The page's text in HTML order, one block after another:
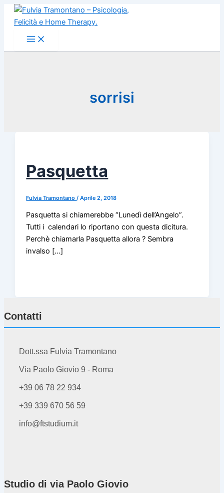
sorrisi
Pasquetta
Fulvia Tramontano/Aprile 2, 2018
Pasquetta si chiamerebbe “Lunedì dell’Angelo”.
Tutti i calendari lo riportano con questa dicitura.
Perchè chiamarla Pasquetta allora ? Sembra
invalso […]
Contatti
Dott.ssa Fulvia Tramontano
Via Paolo Giovio 9 - Roma
+39 06 78 22 934
+39 339 670 56 59
info@ftstudium.it
Studio di via Paolo Giovio